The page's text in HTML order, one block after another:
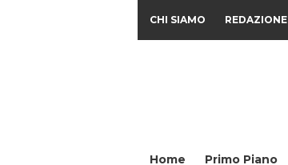
CHI SIAMO REDAZIONE
Home Primo Piano